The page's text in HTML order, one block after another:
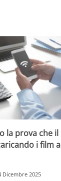
la prova che il
i film a
Dicembre 2025